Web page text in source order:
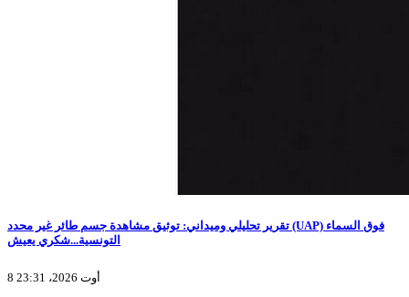
تقرير تحليلي وميداني: توثيق مشاهدة جسم طائر غير محدد (UAP) فوق السماء
التونسية...شكري يعيش
8 أوت 2026، 23:31